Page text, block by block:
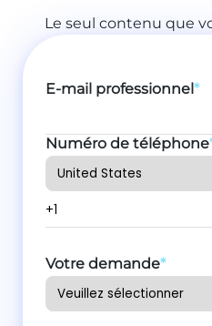
Le seul contenu que
E-mail professionnel*
Numéro de téléphone
Votre demande*